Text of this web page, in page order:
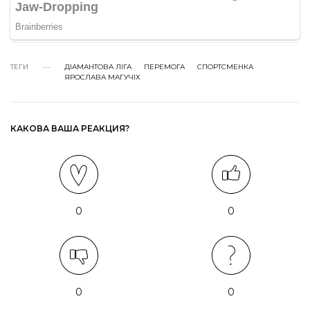
ТЕГИ ДІАМАНТОВА ЛІГА ПЕРЕМОГА
СПОРТСМЕНКА
ЯРОСЛАВА МАГУЧІХ
КАКОВА ВАША РЕАКЦИЯ?
0 0
0 0